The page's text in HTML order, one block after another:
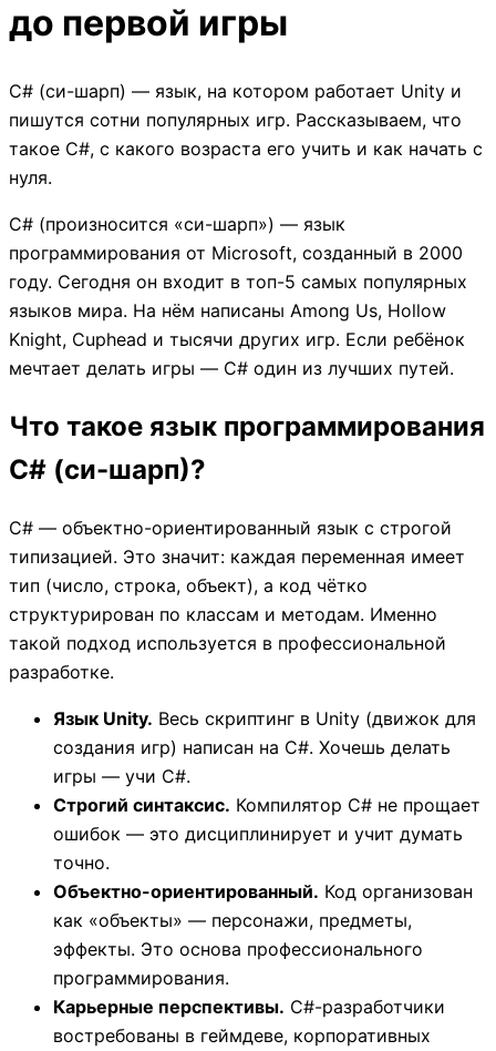
до первой игры
C# (си-шарп) — язык, на котором работает Unity и
пишутся сотни популярных игр. Рассказываем, что
такое C#, с какого возраста его учить и как начать с
нуля.
C# (произносится «си-шарп») — язык
программирования от Microsoft, созданный в 2000
году. Сегодня он входит в топ-5 самых популярных
языков мира. На нём написаны Among Us, Hollow
Knight, Cuphead и тысячи других игр. Если ребёнок
мечтает делать игры — C# один из лучших путей.
Что такое язык программирования
C# (си-шарп)?
C# — объектно-ориентированный язык с строгой
типизацией. Это значит: каждая переменная имеет
тип (число, строка, объект), а код чётко
структурирован по классам и методам. Именно
такой подход используется в профессиональной
разработке.
Язык Unity. Весь скриптинг в Unity (движок для
создания игр) написан на C#. Хочешь делать
игры — учи C#.
Строгий синтаксис. Компилятор C# не прощает
ошибок — это дисциплинирует и учит думать
точно.
Объектно-ориентированный. Код организован
как «объекты» — персонажи, предметы,
эффекты. Это основа профессионального
программирования.
Карьерные перспективы. C#-разработчики
востребованы в геймдеве, корпоративных